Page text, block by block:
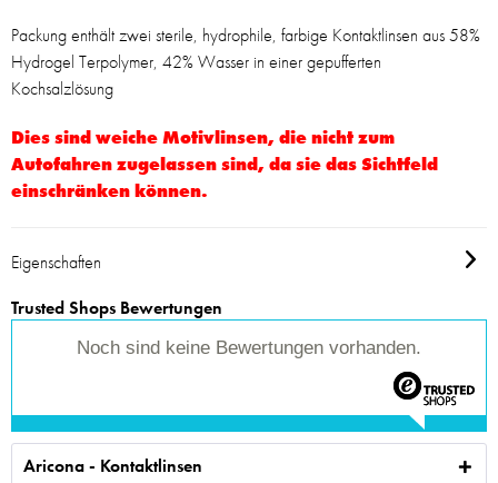
Packung enthält zwei sterile, hydrophile, farbige Kontaktlinsen aus 58%
Hydrogel Terpolymer, 42% Wasser in einer gepufferten
Kochsalzlösung
Dies sind weiche Motivlinsen, die nicht zum
Autofahren zugelassen sind, da sie das Sichtfeld
einschränken können.
Eigenschaften
Trusted Shops Bewertungen
Noch sind keine Bewertungen vorhanden.
Aricona - Kontaktlinsen